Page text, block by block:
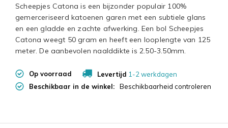
Scheepjes Catona is een bijzonder populair 100%
gemerceriseerd katoenen garen met een subtiele glans
en een gladde en zachte afwerking. Een bol Scheepjes
Catona weegt 50 gram en heeft een looplengte van 125
meter. De aanbevolen naalddikte is 2.50-3.50mm.
Op voorraad Levertijd 1-2 werkdagen
Beschikbaar in de winkel:
Beschikbaarheid controleren